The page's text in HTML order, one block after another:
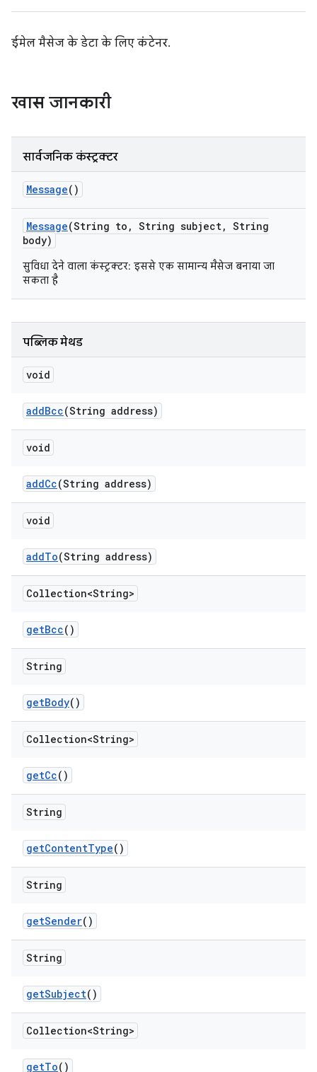
ईमेल मैसेज के डेटा के लिए कंटेनर.
खास जानकारी
सार्वजनिक कंस्ट्रक्टर
Message()
Message(String to , String subject, String
body)
सुविधा देने वाला कंस्ट्रक्टर: इससे एक सामान्य मैसेज बनाया जा
सकता है
पब्लिक मेथड
void
addBcc(String address)
void
addCc(String address)
void
addTo(String address)
Collection<String>
getBcc()
String
getBody()
Collection<String>
getCc()
String
getContentType()
String
getSender()
String
getSubject()
Collection<String>
getTo()